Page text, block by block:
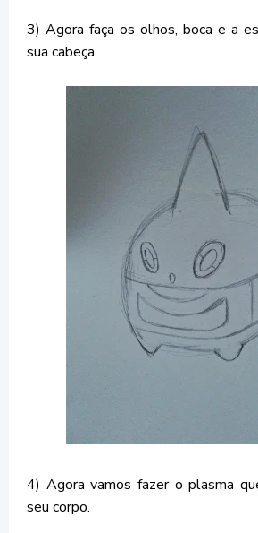
3) Agora faça os olhos, boca e a
sua cabeça.
4) Agora vamos fazer o plasma
seu corpo.